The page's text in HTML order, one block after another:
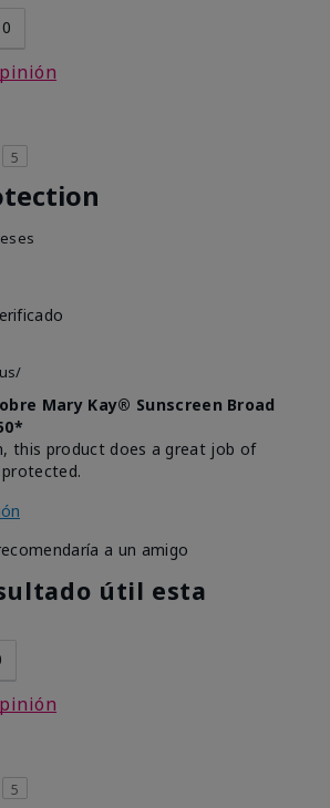
0
5
Mary Kay® Sunscreen Broad
this product does a great job of
a un amigo
útil esta
5